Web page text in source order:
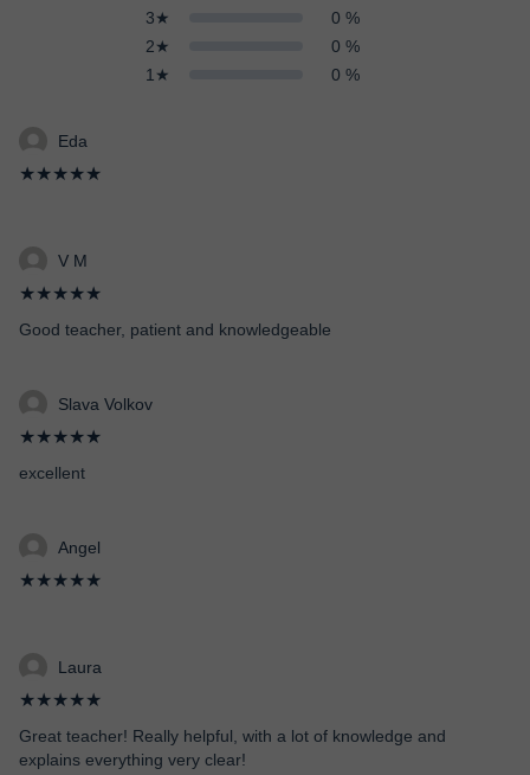
3★
0 %
2★
0 %
1★
0 %
Eda
★★★★★
V M
★★★★★
Good teacher, patient and knowledgeable
Slava Volkov
★★★★★
excellent
Angel
★★★★★
Laura
★★★★★
Great teacher! Really helpful, with a lot of knowledge and
explains everything very clear!